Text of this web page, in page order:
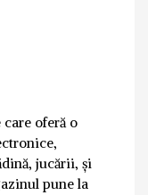
oferă o
jucării, și
pune la